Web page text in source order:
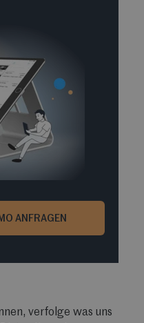
ANFRAGEN
verfolge was uns